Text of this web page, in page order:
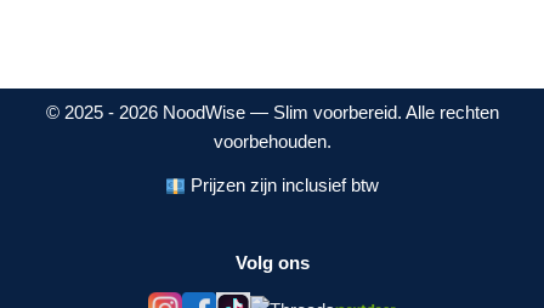
© 2025 - 2026 NoodWise — Slim voorbereid. Alle rechten
voorbehouden.
Prijzen zijn inclusief btw
Volg ons